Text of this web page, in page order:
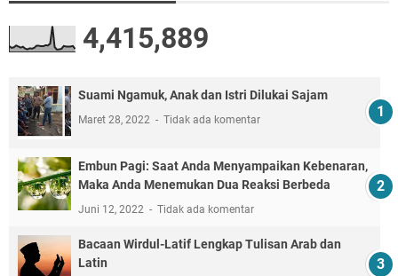
4,415,889
Suami Ngamuk, Anak dan Istri Dilukai Sajam
Maret 28, 2022 Tidak ada komentar
Embun Pagi: Saat Anda Menyampaikan Kebenaran,
Maka Anda Menemukan Dua Reaksi Berbeda
Juni 12, 2022 Tidak ada komentar
Bacaan Wirdul-Latif Lengkap Tulisan Arab dan
Latin